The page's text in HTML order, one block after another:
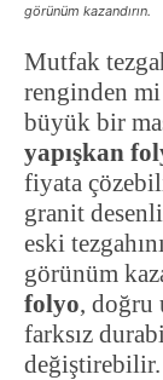
görünüm kazandırın.
Mutfak
renginden mi
büyük bir
yapışkan
fiyata
granit
eski
görünüm
folyo, doğru
farksız
değiştirebilir.